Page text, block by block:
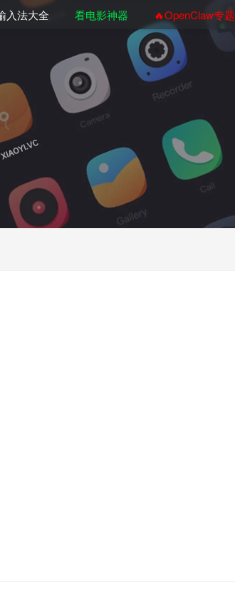
入法大全 看电影神器 🔥OpenClaw专题